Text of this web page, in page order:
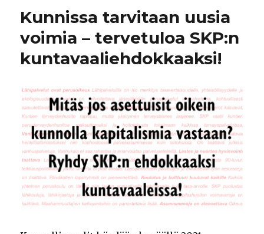
Kunnissa tarvitaan uusia
voimia – tervetuloa SKP:n
kuntavaaliehdokkaaksi!